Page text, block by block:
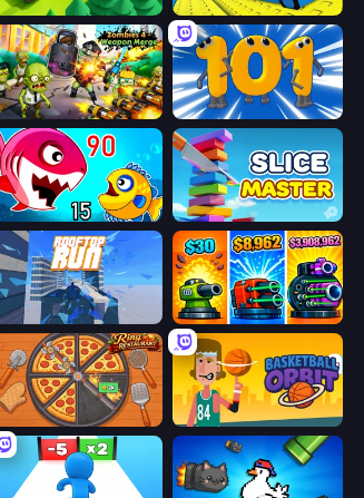
Lumber Harvest: Tree Cutting Game Cart Ride Danger Mount
Zombies 4 Weapon Merge Numbers Arena
Fish Eat Getting Big Slice Master
Rooftop Run Pumpkin Defense: Merge Cannon
Ring Restaurant Basketball Orbit